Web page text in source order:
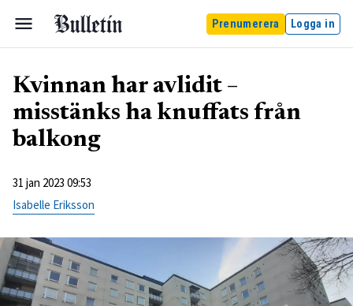
Prenumerera Logga in
Kvinnan har avlidit –
misstänks ha knuffats från
balkong
31 jan 2023 09:53
Isabelle Eriksson